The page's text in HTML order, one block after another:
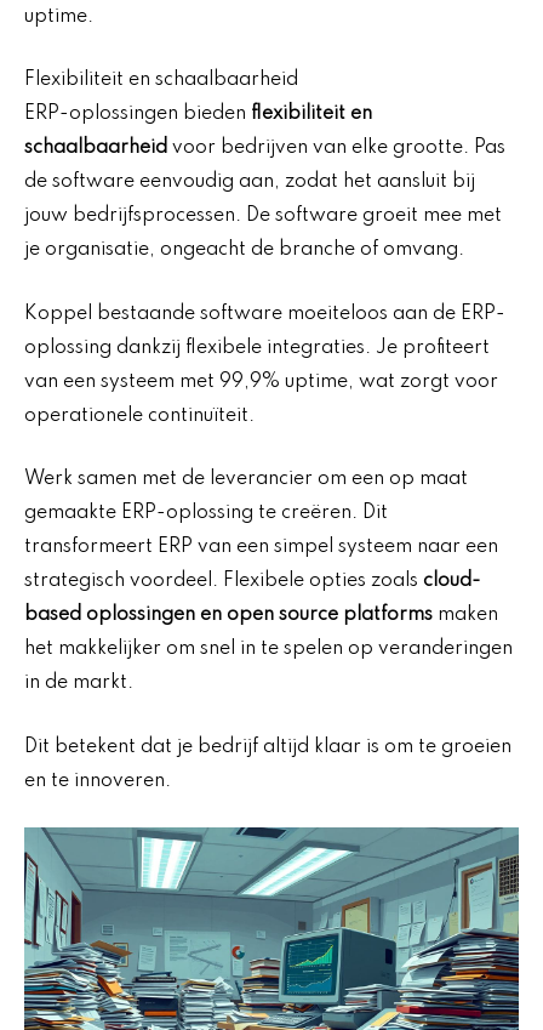
uptime.
Flexibiliteit en schaalbaarheid
ERP-oplossingen bieden flexibiliteit en
schaalbaarheid voor bedrijven van elke grootte. Pas
de software eenvoudig aan, zodat het aansluit bij
jouw bedrijfsprocessen. De software groeit mee met
je organisatie, ongeacht de branche of omvang.
Koppel bestaande software moeiteloos aan de ERP-
oplossing dankzij flexibele integraties. Je profiteert
van een systeem met 99,9% uptime, wat zorgt voor
operationele continuïteit.
Werk samen met de leverancier om een op maat
gemaakte ERP-oplossing te creëren. Dit
transformeert ERP van een simpel systeem naar een
strategisch voordeel. Flexibele opties zoals cloud-
based oplossingen en open source platforms maken
het makkelijker om snel in te spelen op veranderingen
in de markt.
Dit betekent dat je bedrijf altijd klaar is om te groeien
en te innoveren.